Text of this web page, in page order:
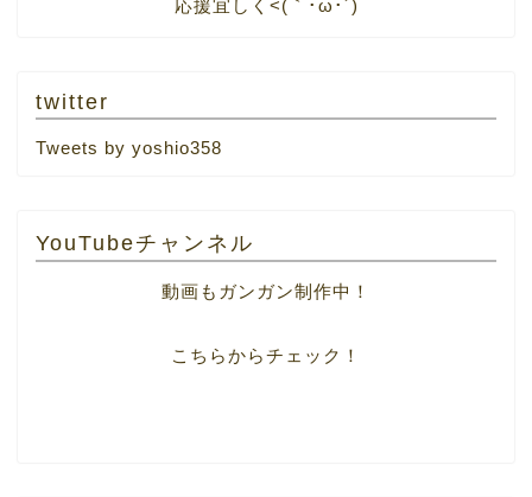
応援宜しく<(｀･ω･´)
twitter
Tweets by yoshio358
YouTubeチャンネル
動画もガンガン制作中！
こちらからチェック！